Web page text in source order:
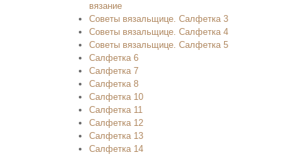
вязание
Советы вязальщице. Салфетка 3
Советы вязальщице. Салфетка 4
Советы вязальщице. Салфетка 5
Салфетка 6
Салфетка 7
Салфетка 8
Салфетка 10
Салфетка 11
Салфетка 12
Салфетка 13
Салфетка 14